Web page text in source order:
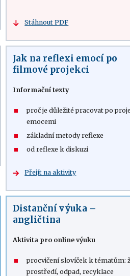
Stáhnout PDF
Jak na reflexi emocí po
filmové projekci
Informační texty
proč je důležité pracovat po
emocemi
základní metody reflexe
od reflexe k diskuzi
Přejít na aktivity
Distanční výuka –
angličtina
Aktivita pro online výuku
procvičení slovíček k tématům:
prostředí, odpad, recyklace